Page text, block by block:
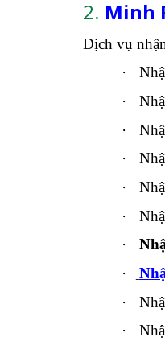
2. Minh
Dịch vụ
·
·
·
·
·
·
·
·
·
·